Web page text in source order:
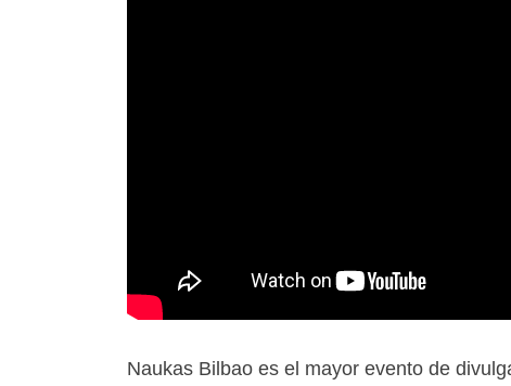
Naukas Bilbao es el mayor evento de